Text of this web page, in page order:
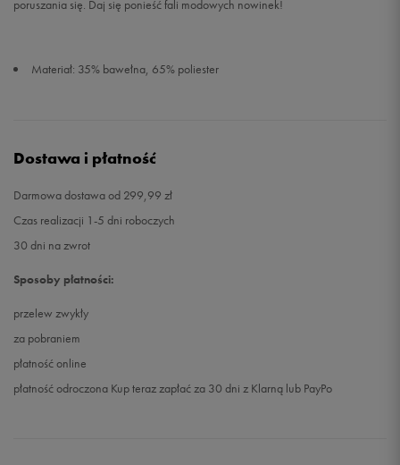
poruszania się. Daj się ponieść fali modowych nowinek!
Materiał: 35% bawełna, 65% poliester
Dostawa i płatność
Darmowa dostawa od 299,99 zł
Czas realizacji 1-5 dni roboczych
30 dni na zwrot
Sposoby płatności:
przelew zwykły
za pobraniem
płatność online
płatność odroczona Kup teraz zapłać za 30 dni z Klarną lub PayPo